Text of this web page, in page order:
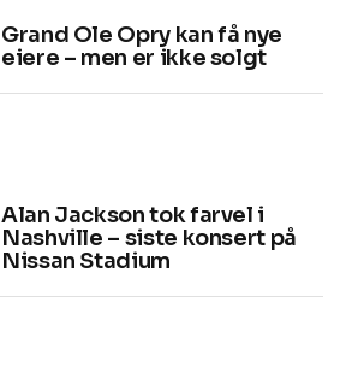
Grand Ole Opry kan få nye
eiere – men er ikke solgt
Alan Jackson tok farvel i
Nashville – siste konsert på
Nissan Stadium